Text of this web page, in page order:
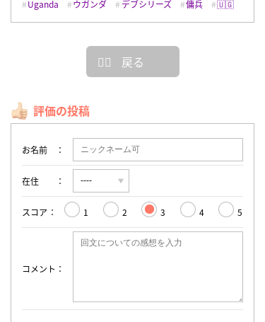
Uganda ウガンダ デブシリーズ 傭兵 🇺🇬
戻る
評価の投稿
お名前
在住
スコア 1 2 3 4 5
コメント